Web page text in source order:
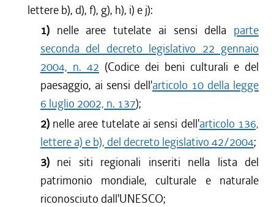
lettere b), d), f), g), h), i) e j):
1) nelle aree tutelate ai sensi della parte
seconda del decreto legislativo 22 gennaio
2004, n. 42 (Codice dei beni culturali e del
paesaggio, ai sensi dell'articolo 10 della legge
6 luglio 2002, n. 137);
2) nelle aree tutelate ai sensi dell'articolo 136,
lettere a) e b), del decreto legislativo 42/2004;
3) nei siti regionali inseriti nella lista del
patrimonio mondiale, culturale e naturale
riconosciuto dall'UNESCO;